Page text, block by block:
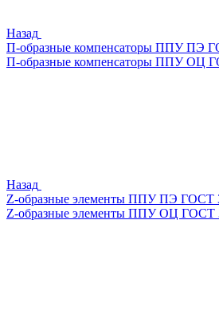
Назад
П-образные компенсаторы ППУ ПЭ
П-образные компенсаторы ППУ ОЦ
Назад
Z-образные элементы ППУ ПЭ ГОСТ
Z-образные элементы ППУ ОЦ ГОСТ